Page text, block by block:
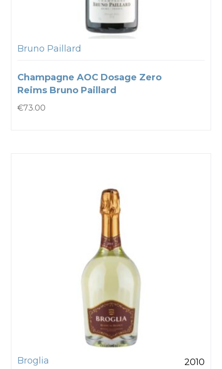
Bruno Paillard
Champagne AOC Dosage Zero
Reims Bruno Paillard
€73.00
Broglia 2010